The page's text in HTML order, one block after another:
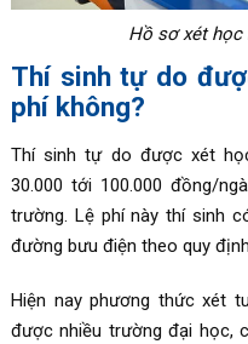
Hồ sơ xét
Thí sinh tự do
phí không?
Thí sinh tự do được xét
30.000 tới 100.000 đồng/
trường. Lệ phí này thí sinh
đường bưu điện theo quy
Hiện nay phương thức xét
được nhiều trường đại học,